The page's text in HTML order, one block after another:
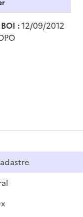
:12/09/2012
pdf